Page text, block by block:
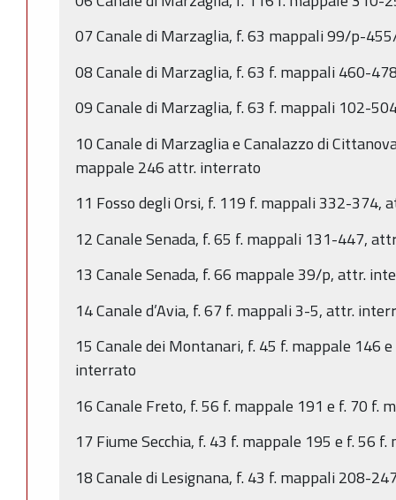
07 Canale di Marzaglia, f. 63 mappali 99/p-
08 Canale di Marzaglia, f. 63 f. mappali 460-
09 Canale di Marzaglia, f. 63 f. mappali 102-
10 Canale di Marzaglia e Canalazzo di
mappale 246 attr. interrato
11 Fosso degli Orsi, f. 119 f. mappali 332-374,
12 Canale Senada, f. 65 f. mappali 131-447,
13 Canale Senada, f. 66 mappale 39/p, attr.
14 Canale d’Avia, f. 67 f. mappali 3-5, attr.
15 Canale dei Montanari, f. 45 f. mappale 146
interrato
16 Canale Freto, f. 56 f. mappale 191 e f. 70 f.
17 Fiume Secchia, f. 43 f. mappale 195 e f. 56
18 Canale di Lesignana, f. 43 f. mappali 208-